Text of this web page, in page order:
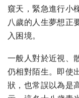
窺天，緊急進行小
八歲的人生夢想正
入困境。
一般人對於近視、
仍相對陌生。即使
狀，也常誤以為是